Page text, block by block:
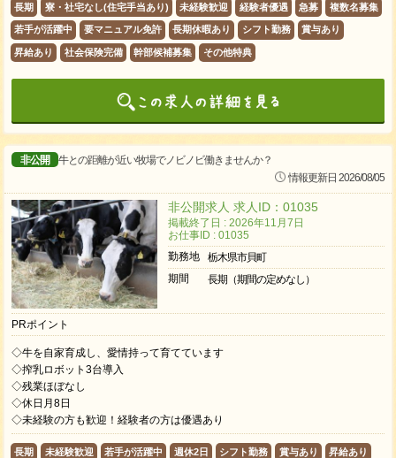
長期 寮・社宅なし(住宅手当あり) 未経験歓迎 経験者優遇 急募 複数名募集
若手が活躍中 要マニュアル免許 長期休暇あり シフト勤務 賞与あり
昇給あり 社会保険完備 幹部候補募集 その他特典
非公開
牛との距離が近い牧場でノビノビ働きませんか？
情報更新日 2026/08/05
非公開求人 求人ID：01035
掲載終了日 : 2026年11月7日
お仕事ID : 01035
勤務地
栃木県市貝町
期間
長期（期間の定めなし）
PRポイント
◇牛を自家育成し、愛情持って育てています
◇搾乳ロボット3台導入
◇残業ほぼなし
◇休日月8日
◇未経験の方も歓迎！経験者の方は優遇あり
長期 未経験歓迎 若手が活躍中 週休2日 シフト勤務 賞与あり 昇給あり